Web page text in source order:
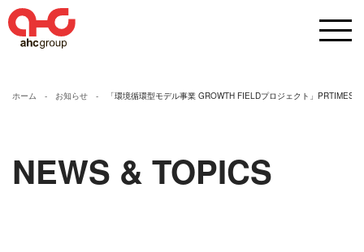
ホーム お知らせ 「環境循環型モデル事業 GROWTH FIELDプロジェクト」PRTIMES
NEWS & TOPICS